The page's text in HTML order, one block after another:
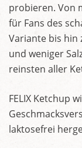
probieren. Von
für Fans des
Variante bis hin
und weniger
reinsten aller
FELIX Ketchup
laktosefrei